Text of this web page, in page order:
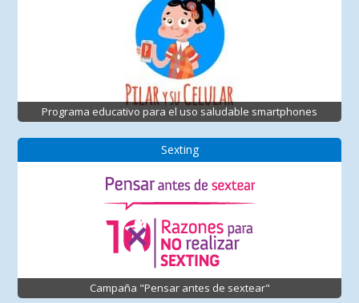
Programa educativo para el uso saludable smartphones
Sexting
Campaña "Pensar antes de sextear"